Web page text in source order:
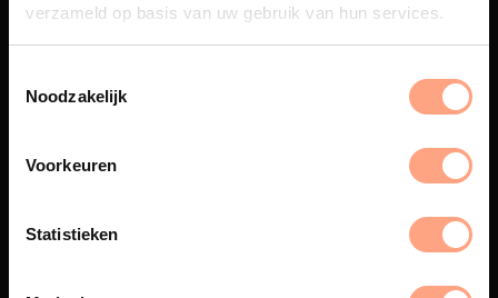
verzameld op basis van uw gebruik van hun services.
Noodzakelijk
Voorkeuren
Statistieken
Spuiterij
eigen spuiterij afgewerkt met